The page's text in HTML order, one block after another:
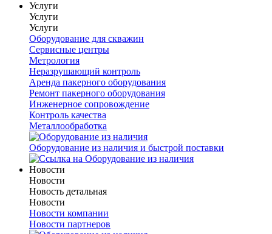
Услуги
Услуги
Услуги
Оборудование для скважин
Сервисные центры
Метрология
Неразрушающий контроль
Аренда пакерного оборудования
Ремонт пакерного оборудования
Инженерное сопровождение
Контроль качества
Металлообработка
Оборудование из наличия и быстрой поставки
Новости
Новости
Новость детальная
Новости
Новости компании
Новости партнеров